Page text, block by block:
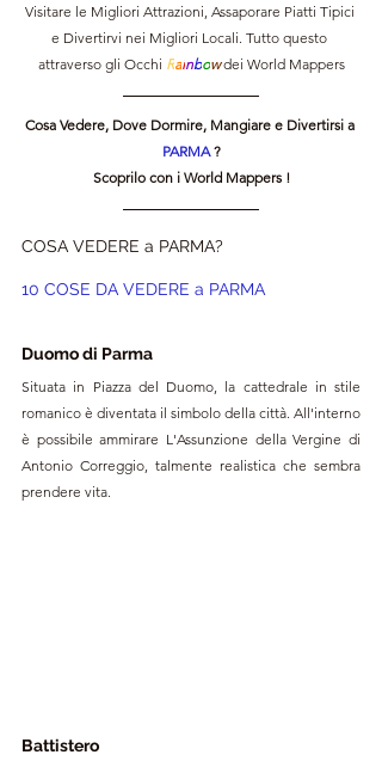
Visitare le Migliori Attrazioni, Assaporare Piatti Tipici
e Divertirvi nei Migliori Locali. Tutto questo
attraverso gli Occhi Rainbow dei World Mappers
Cosa Vedere, Dove Dormire, Mangiare e Divertirsi a
PARMA ?
Scoprilo con i World Mappers !
COSA VEDERE a PARMA?
10 COSE DA VEDERE a PARMA
Duomo di Parma
Situata in Piazza del Duomo, la cattedrale in stile
romanico è diventata il simbolo della città. All'interno
è possibile ammirare L'Assunzione della Vergine di
Antonio Correggio, talmente realistica che sembra
prendere vita.
Battistero